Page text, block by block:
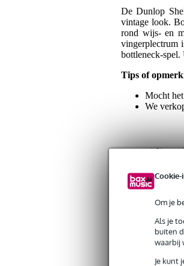
Om je
Als je
buiten
waarbij
Je kunt
De Dunlop
vintage look.
rond wijs- en
vingerplectrum
bottleneck-spel.
Tips of
Mocht
We
Aantal
Dikte plectrum
Dikte plectrum